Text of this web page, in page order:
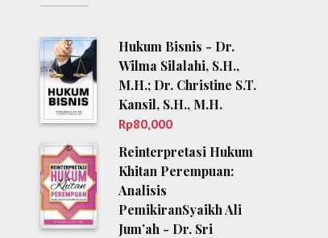
Hukum Bisnis - Dr.
Wilma Silalahi, S.H.,
M.H.; Dr. Christine S.T.
Kansil, S.H., M.H.
Rp80,000
Reinterpretasi Hukum
Khitan Perempuan:
Analisis
PemikiranSyaikh Ali
Jum’ah - Dr. Sri